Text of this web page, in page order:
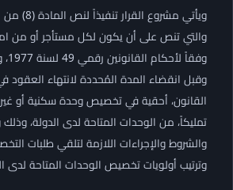
ويأتي مشروع
والتي تنص على أن يكون لكل مستأجر أو من
القانون، أحقية في تخصيص وحدة سكنية أو غير
تمليكاً، من الوحدات المتاحة لدى الدولة،
والشروط والإجراءات اللازمة لتلقي طلبات
وترتيب أولويات تخصيص الوحدات المتاحة لدى